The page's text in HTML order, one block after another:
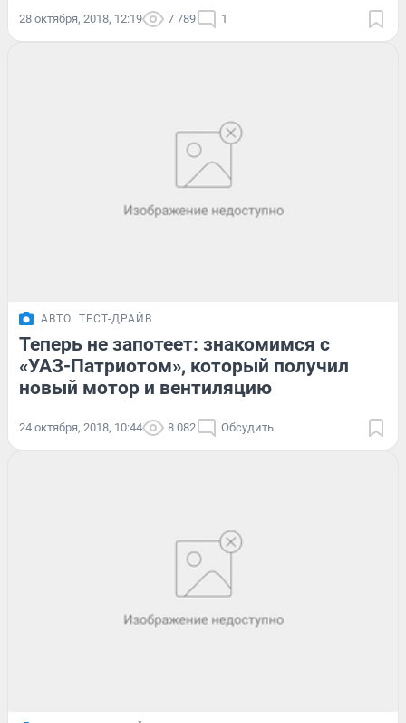
28 октября, 2018, 12:19 7 789 1
АВТО ТЕСТ-ДРАЙВ
Теперь не запотеет: знакомимся с
«УАЗ-Патриотом», который получил
новый мотор и вентиляцию
24 октября, 2018, 10:44 8 082 Обсудить